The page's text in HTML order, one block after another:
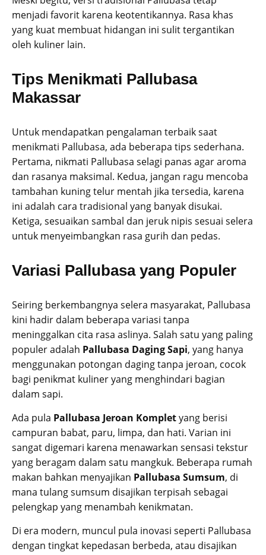
menjadi favorit karena keotentikannya. Rasa khas
yang kuat membuat hidangan ini sulit tergantikan
oleh kuliner lain.
Tips Menikmati Pallubasa
Makassar
Untuk mendapatkan pengalaman terbaik saat
menikmati Pallubasa, ada beberapa tips sederhana.
Pertama, nikmati Pallubasa selagi panas agar aroma
dan rasanya maksimal. Kedua, jangan ragu mencoba
tambahan kuning telur mentah jika tersedia, karena
ini adalah cara tradisional yang banyak disukai.
Ketiga, sesuaikan sambal dan jeruk nipis sesuai selera
untuk menyeimbangkan rasa gurih dan pedas.
Variasi Pallubasa yang Populer
Seiring berkembangnya selera masyarakat, Pallubasa
kini hadir dalam beberapa variasi tanpa
meninggalkan cita rasa aslinya. Salah satu yang paling
populer adalah Pallubasa Daging Sapi, yang hanya
menggunakan potongan daging tanpa jeroan, cocok
bagi penikmat kuliner yang menghindari bagian
dalam sapi.
Ada pula Pallubasa Jeroan Kompletyang berisi
campuran babat, paru, limpa, dan hati. Varian ini
sangat digemari karena menawarkan sensasi tekstur
yang beragam dalam satu mangkuk. Beberapa rumah
makan bahkan menyajikan Pallubasa Sumsum, di
mana tulang sumsum disajikan terpisah sebagai
pelengkap yang menambah kenikmatan.
Di era modern, muncul pula inovasi seperti Pallubasa
dengan tingkat kepedasan berbeda, atau disajikan